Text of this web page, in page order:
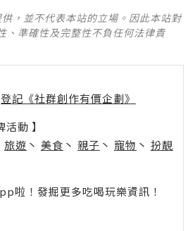
，並不代表本站的立場。因此本站對
、準確性及完整性不負任何法律責
登記《社群創作有價企劃》
動 】
旅遊 丶 美食 丶 親子 丶 寵物 丶 扮靚
啦！發掘更多吃喝玩樂資訊！